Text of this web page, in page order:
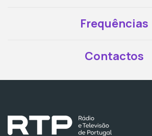
Frequências
Contactos